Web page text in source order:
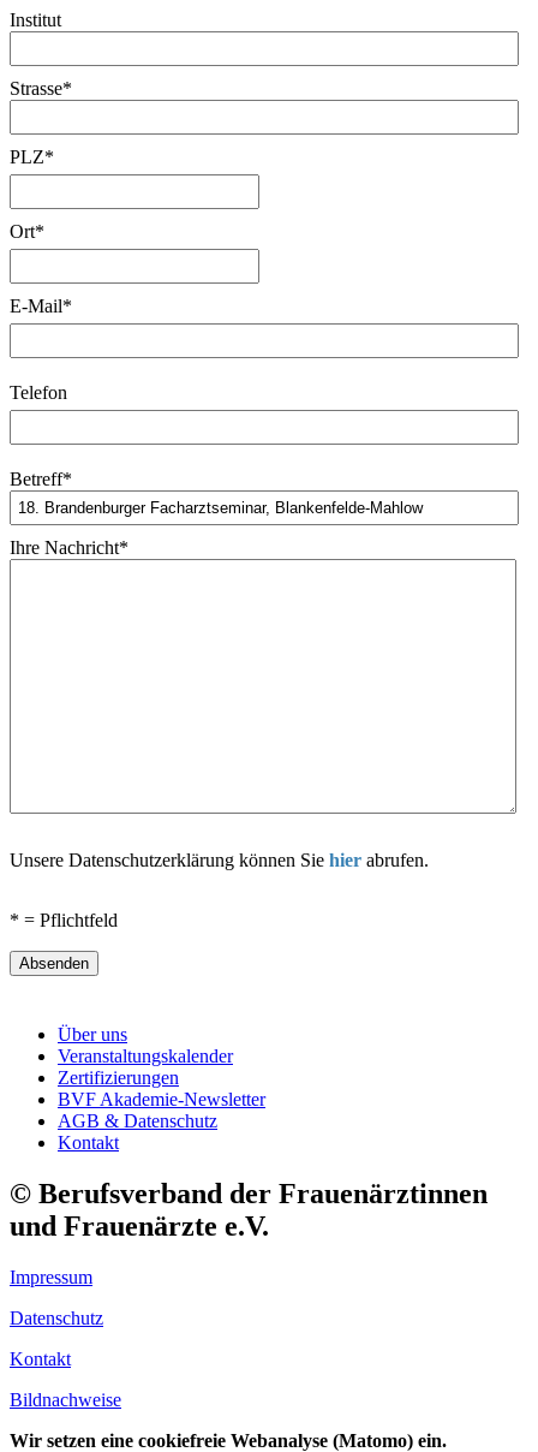
Institut
Strasse*
PLZ*
Ort*
E-Mail*
Telefon
Betreff*
Ihre Nachricht*
Unsere Datenschutzerklärung können Sie hier abrufen.
* = Pflichtfeld
Absenden
Über uns
Veranstaltungskalender
Zertifizierungen
BVF Akademie-Newsletter
AGB & Datenschutz
Kontakt
© Berufsverband der Frauenärztinnen
und Frauenärzte e.V.
Impressum
Datenschutz
Kontakt
Bildnachweise
Wir setzen eine cookiefreie Webanalyse (Matomo) ein.